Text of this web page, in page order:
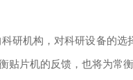
研机构，对科研设备的
贴片机的反馈，也将为常